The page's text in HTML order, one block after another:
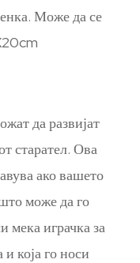
Може да се
да развијат
старател. Ова
ако вашето
може да го
мека играчка за
која го носи